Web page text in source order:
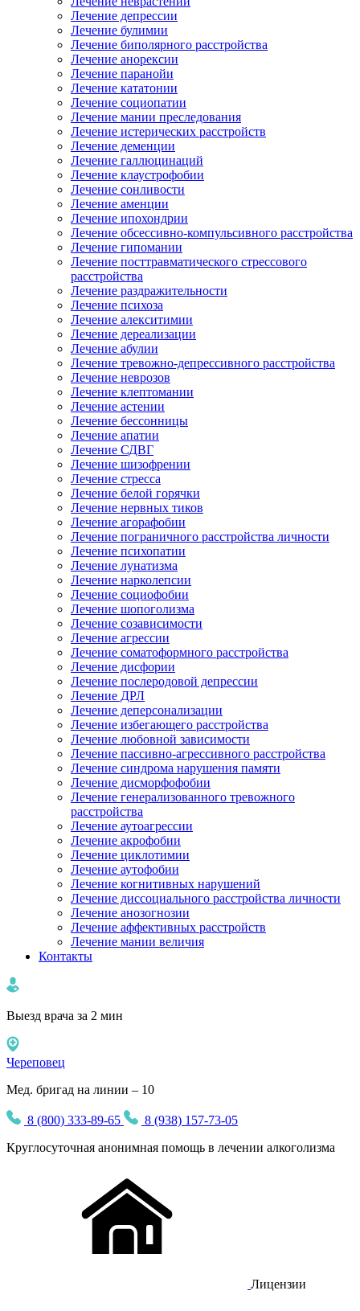
Лечение депрессии
Лечение булимии
Лечение биполярного расстройства
Лечение анорексии
Лечение паранойи
Лечение кататонии
Лечение социопатии
Лечение мании преследования
Лечение истерических расстройств
Лечение деменции
Лечение галлюцинаций
Лечение клаустрофобии
Лечение сонливости
Лечение аменции
Лечение ипохондрии
Лечение обсессивно-компульсивного расстройства
Лечение гипомании
Лечение посттравматического стрессового
расстройства
Лечение раздражительности
Лечение психоза
Лечение алекситимии
Лечение дереализации
Лечение абулии
Лечение тревожно-депрессивного расстройства
Лечение неврозов
Лечение клептомании
Лечение астении
Лечение бессонницы
Лечение апатии
Лечение СДВГ
Лечение шизофрении
Лечение стресса
Лечение белой горячки
Лечение нервных тиков
Лечение агорафобии
Лечение пограничного расстройства личности
Лечение психопатии
Лечение лунатизма
Лечение нарколепсии
Лечение социофобии
Лечение шопоголизма
Лечение созависимости
Лечение агрессии
Лечение соматоформного расстройства
Лечение дисфории
Лечение послеродовой депрессии
Лечение ДРЛ
Лечение деперсонализации
Лечение избегающего расстройства
Лечение любовной зависимости
Лечение пассивно-агрессивного расстройства
Лечение синдрома нарушения памяти
Лечение дисморфофобии
Лечение генерализованного тревожного
расстройства
Лечение аутоагрессии
Лечение акрофобии
Лечение циклотимии
Лечение аутофобии
Лечение когнитивных нарушений
Лечение диссоциального расстройства личности
Лечение анозогнозии
Лечение аффективных расстройств
Лечение мании величия
Контакты
Выезд врача за 2 мин
Череповец
Мед. бригад на линии – 10
8 (800) 333-89-65
8 (938) 157-73-05
Круглосуточная анонимная помощь в лечении алкоголизма
Лицензии